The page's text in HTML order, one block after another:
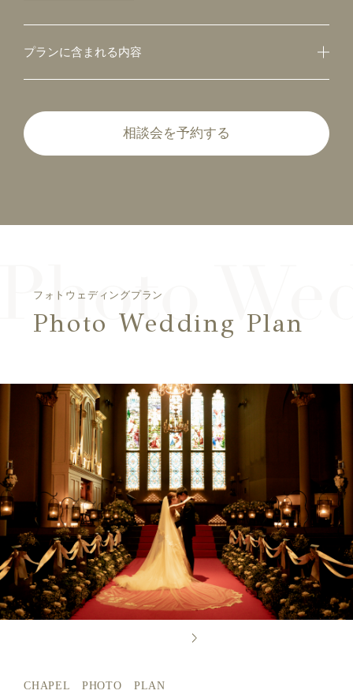
プランに含まれる内容
相談会を予約する
フォトウェディングプラン
Photo Wedding Plan
CHAPEL PHOTO PLAN